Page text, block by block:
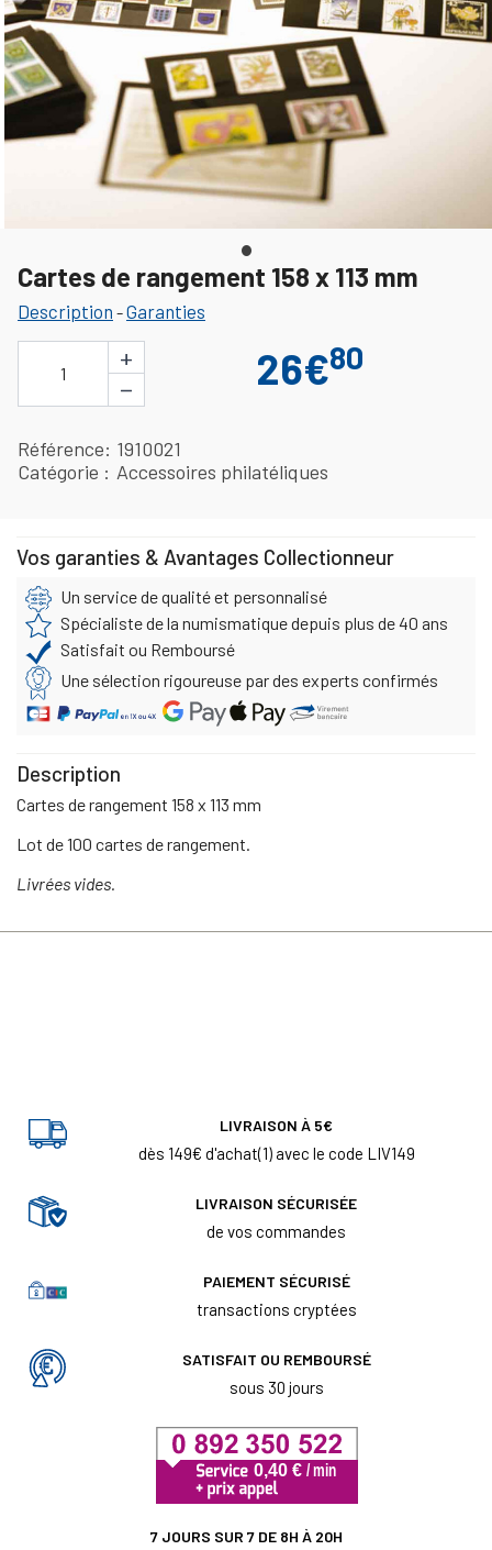
Cartes de rangement 158 x 113 mm
Description -Garanties
1
+
−
26€80
Référence 1910021
Catégorie
Accessoires philatéliques
Vos garanties & Avantages Collectionneur
Un service de qualité et personnalisé
Spécialiste de la numismatique depuis plus de 40 ans
Satisfait ou Remboursé
Une sélection rigoureuse par des experts confirmés
Description
Cartes de rangement 158 x 113 mm
Lot de 100 cartes de rangement.
Livrées vides.
LIVRAISON À 5€
dès 149€ d'achat(1) avec le code LIV149
LIVRAISON SÉCURISÉE
de vos commandes
PAIEMENT SÉCURISÉ
transactions cryptées
SATISFAIT OU REMBOURSÉ
sous 30 jours
7 JOURS SUR 7 DE 8H À 20H